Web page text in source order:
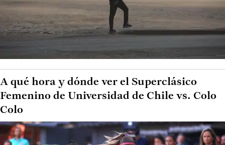
A qué hora y dónde ver el Superclásico
Femenino de Universidad de Chile vs. Colo
Colo